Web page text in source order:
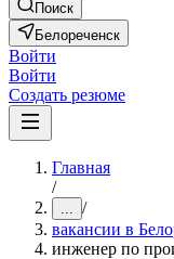
Поиск
Белореченск
Войти
Войти
Создать резюме
Главная
/
... /
вакансии в
инженер по